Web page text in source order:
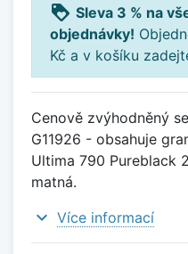
loyalty Sleva 3 % na
objednávky!
Kč a v košíku
Cenově zvýhodněný
G11926 - obsahuje
Ultima 790 Pureblack
matná.
expand_more Více informací